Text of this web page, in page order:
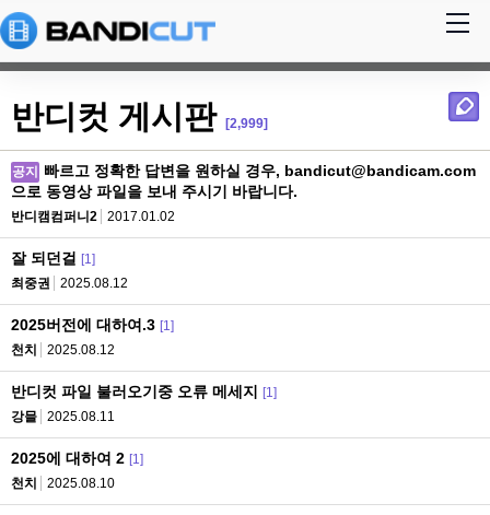
반디컷 게시판 [2,999]
공지
빠르고 정확한 답변을 원하실 경우, bandicut@bandicam.com
으로 동영상 파일을 보내 주시기 바랍니다.
반디캠컴퍼니2 2017.01.02
잘 되던걸
[1]
최중권
2025.08.12
2025버전에 대하여.3 [1]
천치
2025.08.12
반디컷 파일 불러오기중 오류 메세지
[1]
강믈
2025.08.11
2025에 대하여 2 [1]
천치
2025.08.10